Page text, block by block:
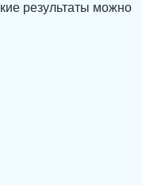
результаты можно